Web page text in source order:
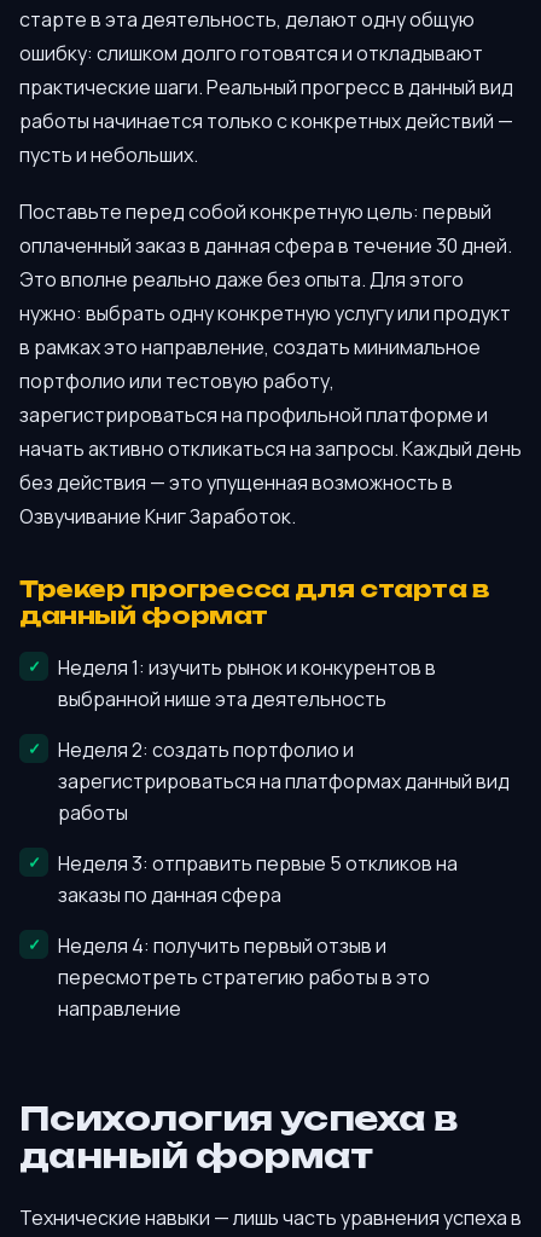
старте в эта деятельность, делают одну общую
ошибку: слишком долго готовятся и откладывают
практические шаги. Реальный прогресс в данный вид
работы начинается только с конкретных действий —
пусть и небольших.
Поставьте перед собой конкретную цель: первый
оплаченный заказ в данная сфера в течение 30 дней.
Это вполне реально даже без опыта. Для этого
нужно: выбрать одну конкретную услугу или продукт
в рамках это направление, создать минимальное
портфолио или тестовую работу,
зарегистрироваться на профильной платформе и
начать активно откликаться на запросы. Каждый день
без действия — это упущенная возможность в
Озвучивание Книг Заработок.
Трекер прогресса для старта в
данный формат
Неделя 1: изучить рынок и конкурентов в
выбранной нише эта деятельность
Неделя 2: создать портфолио и
зарегистрироваться на платформах данный вид
работы
Неделя 3: отправить первые 5 откликов на
заказы по данная сфера
Неделя 4: получить первый отзыв и
пересмотреть стратегию работы в это
направление
Психология успеха в
данный формат
Технические навыки — лишь часть уравнения успеха в